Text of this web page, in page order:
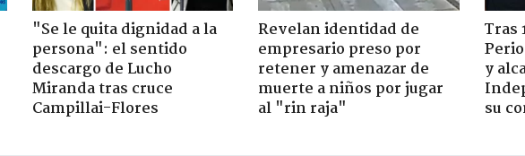
"Se le quita dignidad a la
persona": el sentido
descargo de Lucho
Miranda tras cruce
Campillai-Flores
Revelan identidad de
empresario preso por
retener y amenazar de
muerte a niños por jugar
al "rin raja"
Tras
y
su